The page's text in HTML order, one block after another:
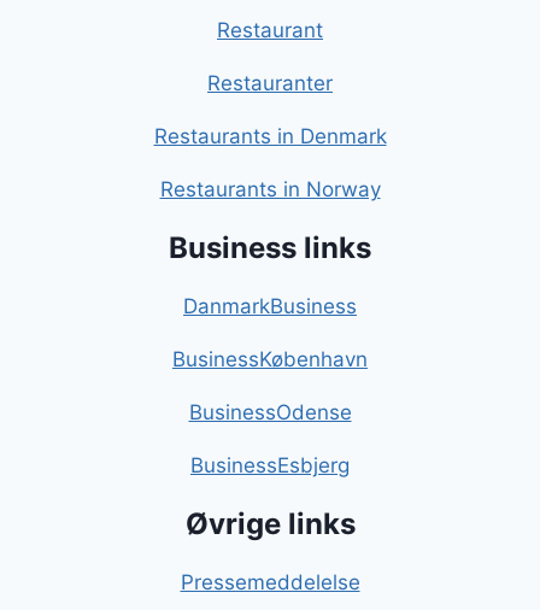
Restaurant
Restauranter
Restaurants in Denmark
Restaurants in Norway
Business links
DanmarkBusiness
BusinessKøbenhavn
BusinessOdense
BusinessEsbjerg
Øvrige links
Pressemeddelelse